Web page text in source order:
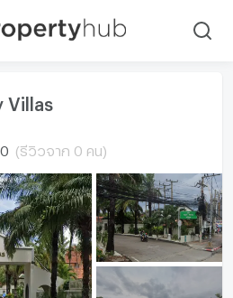
Villas
0 (รีวิวจาก 0 คน)